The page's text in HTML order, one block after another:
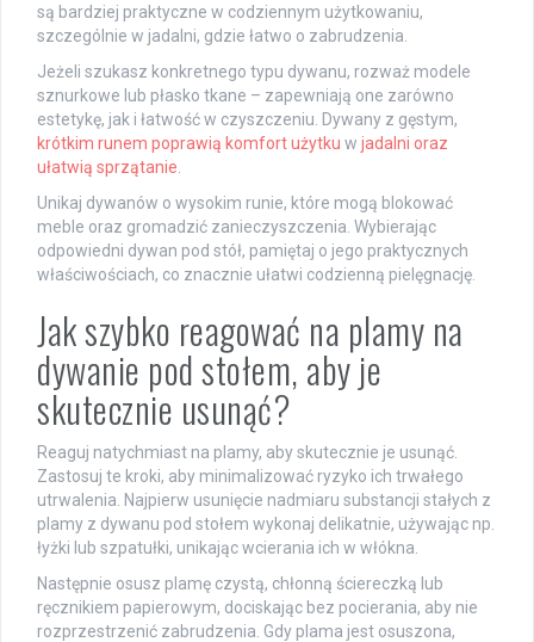
są bardziej praktyczne w codziennym użytkowaniu,
szczególnie w jadalni, gdzie łatwo o zabrudzenia.
Jeżeli szukasz konkretnego typu dywanu, rozważ modele
sznurkowe lub płasko tkane – zapewniają one zarówno
estetykę, jak i łatwość w czyszczeniu. Dywany z gęstym,
krótkim runem poprawią komfort użytku w jadalni oraz
ułatwią sprzątanie
Unikaj dywanów o wysokim runie, które mogą blokować
meble oraz gromadzić zanieczyszczenia. Wybierając
odpowiedni dywan pod stół, pamiętaj o jego praktycznych
właściwościach, co znacznie ułatwi codzienną pielęgnację.
Jak szybko reagować na plamy na
dywanie pod stołem, aby je
skutecznie usunąć?
Reaguj natychmiast na plamy, aby skutecznie je usunąć.
Zastosuj te kroki, aby minimalizować ryzyko ich trwałego
utrwalenia. Najpierw usunięcie nadmiaru substancji stałych z
plamy z dywanu pod stołem wykonaj delikatnie, używając np.
łyżki lub szpatułki, unikając wcierania ich w włókna.
Następnie osusz plamę czystą, chłonną ściereczką lub
ręcznikiem papierowym, dociskając bez pocierania, aby nie
rozprzestrzenić zabrudzenia. Gdy plama jest osuszona,